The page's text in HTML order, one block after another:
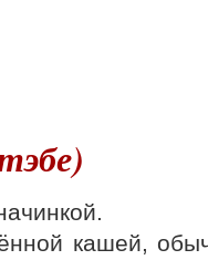
кашей,